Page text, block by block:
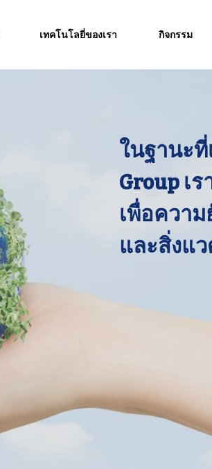
เทคโนโลยี่ของเรา กิจกรรม
ในฐานะที่
Group เ
เพื่อควา
และสิ่งแ